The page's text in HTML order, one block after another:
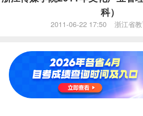
科）
2011-06-22 17:50 浙江省教